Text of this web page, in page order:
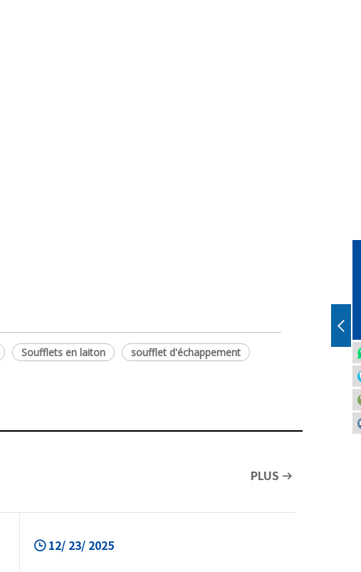
Soufflets en laiton
soufflet d'échappement
PLUS
12/ 23/ 2025